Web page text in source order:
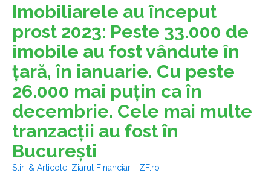
Imobiliarele au început
prost 2023: Peste 33.000 de
imobile au fost vândute în
ţară, în ianuarie. Cu peste
26.000 mai puţin ca în
decembrie. Cele mai multe
tranzacţii au fost în
Bucureşti
Stiri & Articole Ziarul Financiar - ZF.ro